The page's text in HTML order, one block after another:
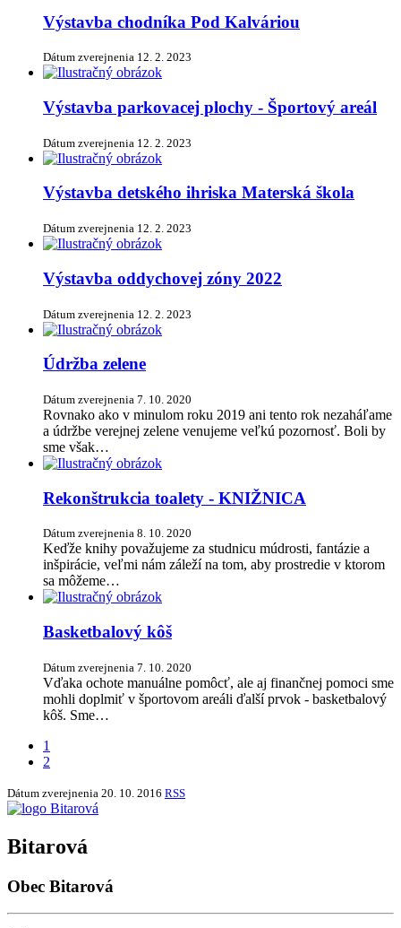
Výstavba chodníka Pod Kalváriou
Dátum zverejnenia 12. 2. 2023
Výstavba parkovacej plochy - Športový areál
Dátum zverejnenia 12. 2. 2023
Výstavba detského ihriska Materská škola
Dátum zverejnenia 12. 2. 2023
Výstavba oddychovej zóny 2022
Dátum zverejnenia 12. 2. 2023
Údržba zelene
Dátum zverejnenia 7. 10. 2020
Rovnako ako v minulom roku 2019 ani tento rok nezaháľame
a údržbe verejnej zelene venujeme veľkú pozornosť. Boli by
sme však…
Rekonštrukcia toalety - KNIŽNICA
Dátum zverejnenia 8. 10. 2020
Keďže knihy považujeme za studnicu múdrosti, fantázie a
inšpirácie, veľmi nám záleží na tom, aby prostredie v ktorom
sa môžeme…
Basketbalový kôš
Dátum zverejnenia 7. 10. 2020
Vďaka ochote manuálne pomôcť, ale aj finančnej pomoci sme
mohli doplmiť v športovom areáli ďalší prvok - basketbalový
kôš. Sme…
1
2
Dátum zverejnenia 20. 10. 2016 RSS
Bitarová
Obec Bitarová